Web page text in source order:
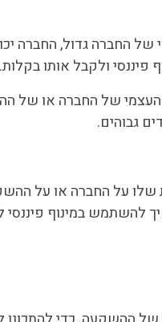
של החברה גדול, החברה
ולקבל אותו בקלות.
של החברה או של
גבוהים.
על החברה או על
להשתמש במינוף